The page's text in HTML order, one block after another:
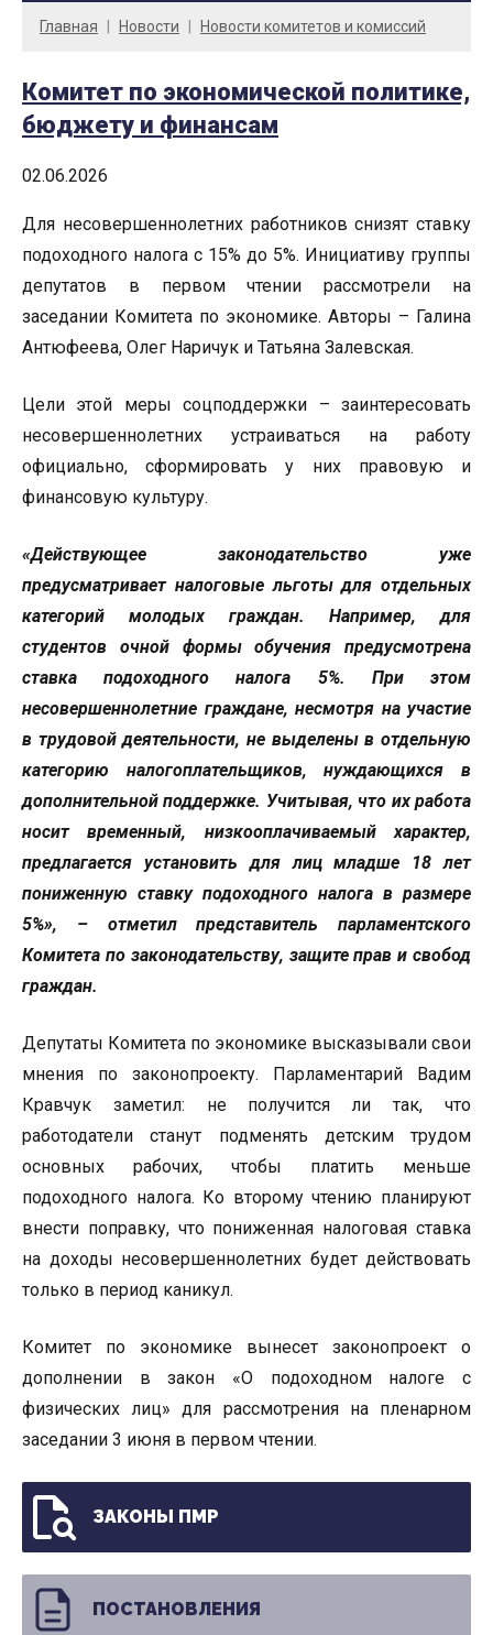
Главная Новости Новости комитетов и комиссий
Комитет по экономической политике,
бюджету и финансам
02.06.2026
Для несовершеннолетних работников снизят ставку
подоходного налога с 15% до 5%. Инициативу группы
депутатов в первом чтении рассмотрели на
заседании Комитета по экономике. Авторы – Галина
Антюфеева, Олег Наричук и Татьяна Залевская.
Цели этой меры соцподдержки – заинтересовать
несовершеннолетних устраиваться на работу
официально, сформировать у них правовую и
финансовую культуру.
«Действующее законодательство уже
предусматривает налоговые льготы для отдельных
категорий молодых граждан. Например, для
студентов очной формы обучения предусмотрена
ставка подоходного налога 5%. При этом
несовершеннолетние граждане, несмотря на участие
в трудовой деятельности, не выделены в отдельную
категорию налогоплательщиков, нуждающихся в
дополнительной поддержке. Учитывая, что их работа
носит временный, низкооплачиваемый характер,
предлагается установить для лиц младше 18 лет
пониженную ставку подоходного налога в размере
5%», – отметил представитель парламентского
Комитета по законодательству, защите прав и свобод
граждан.
Депутаты Комитета по экономике высказывали свои
мнения по законопроекту. Парламентарий Вадим
Кравчук заметил: не получится ли так, что
работодатели станут подменять детским трудом
основных рабочих, чтобы платить меньше
подоходного налога. Ко второму чтению планируют
внести поправку, что пониженная налоговая ставка
на доходы несовершеннолетних будет действовать
только в период каникул.
Комитет по экономике вынесет законопроект о
дополнении в закон «О подоходном налоге с
физических лиц» для рассмотрения на пленарном
заседании 3 июня в первом чтении.
ЗАКОНЫ ПМР
ПОСТАНОВЛЕНИЯ